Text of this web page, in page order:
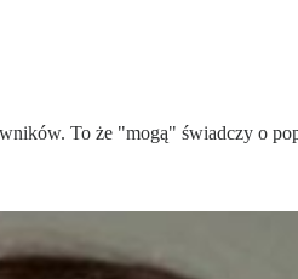
To że "mogą" świadczy o